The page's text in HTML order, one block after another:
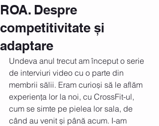
ROA. Despre
competitivitate și
adaptare
Undeva anul trecut am început o serie
de interviuri video cu o parte din
membrii sălii. Eram curioși să le aflăm
experiența lor la noi, cu CrossFit-ul,
cum se simte pe pielea lor sala, de
când au venit și până acum. I-am